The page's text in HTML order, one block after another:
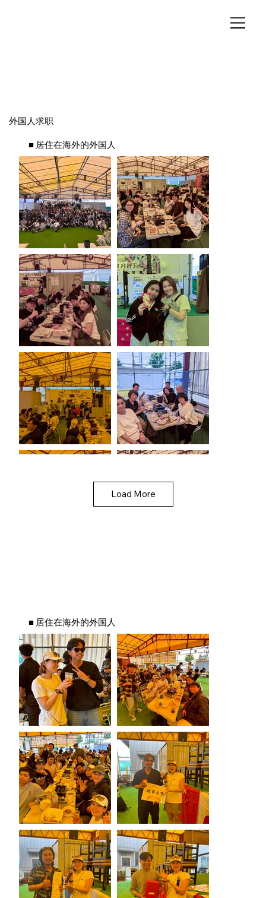
外国人求职
■ 居住在海外的外国人
Load More
■ 居住在海外的外国人